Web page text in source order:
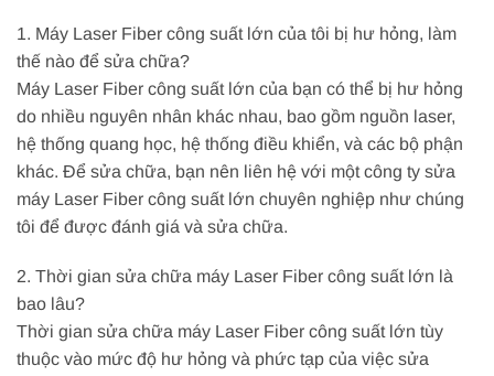
1. Máy Laser Fiber công suất lớn của tôi bị hư hỏng, làm
thế nào để sửa chữa?
Máy Laser Fiber công suất lớn của bạn có thể bị hư hỏng
do nhiều nguyên nhân khác nhau, bao gồm nguồn laser,
hệ thống quang học, hệ thống điều khiển, và các bộ phận
khác. Để sửa chữa, bạn nên liên hệ với một công ty sửa
máy Laser Fiber công suất lớn chuyên nghiệp như chúng
tôi để được đánh giá và sửa chữa.
2. Thời gian sửa chữa máy Laser Fiber công suất lớn là
bao lâu?
Thời gian sửa chữa máy Laser Fiber công suất lớn tùy
thuộc vào mức độ hư hỏng và phức tạp của việc sửa